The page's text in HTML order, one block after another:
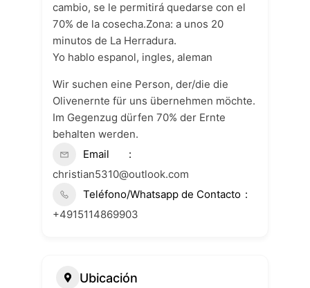
cambio, se le permitirá quedarse con el
70% de la cosecha.Zona: a unos 20
minutos de La Herradura.
Yo hablo espanol, ingles, aleman
Wir suchen eine Person, der/die die
Olivenernte für uns übernehmen möchte.
Im Gegenzug dürfen 70% der Ernte
behalten werden.
Email
christian5310@outlook.com
Teléfono/Whatsapp de Contacto
+4915114869903
Ubicación